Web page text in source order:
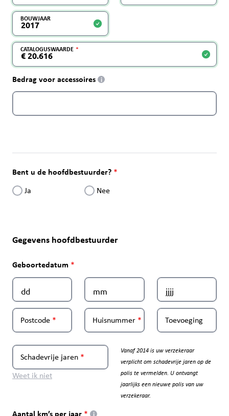
BOUWJAAR
CATALOGUSWAARDE
Bedrag voor accessoires i
Bent u de hoofdbestuurder?
Ja Nee
Gegevens hoofdbestuurder
Geboortedatum
Postcode Huisnummer Toevoeging
Schadevrije jaren
Weet ik niet
Vanaf 2014 is uw verzekeraar
verplicht om schadevrije jaren op de
polis te vermelden. U ontvangt
jaarlijks een nieuwe polis van uw
verzekeraar.
Aantal km’s per jaar i